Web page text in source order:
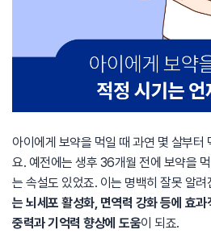
아이에게 보약을 먹일 때 과연 몇 살부터
요. 예전에는 생후 36개월 전에 보약을
는 속설도 있었죠. 이는 명백히 잘못 알려
는 뇌세포 활성화, 면역력 강화 등에 효
중력과 기억력 향상에 도움이 되죠.